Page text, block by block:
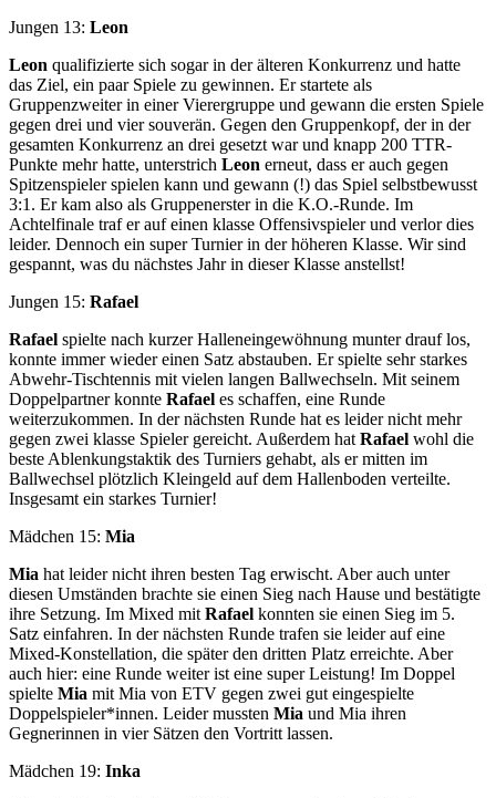
Jungen 13: Leon
Leon qualifizierte sich sogar in der älteren Konkurrenz und hatte
das Ziel, ein paar Spiele zu gewinnen. Er startete als
Gruppenzweiter in einer Vierergruppe und gewann die ersten Spiele
gegen drei und vier souverän. Gegen den Gruppenkopf, der in der
gesamten Konkurrenz an drei gesetzt war und knapp 200 TTR-
Punkte mehr hatte, unterstrich Leon erneut, dass er auch gegen
Spitzenspieler spielen kann und gewann (!) das Spiel selbstbewusst
3:1. Er kam also als Gruppenerster in die K.O.-Runde. Im
Achtelfinale traf er auf einen klasse Offensivspieler und verlor dies
leider. Dennoch ein super Turnier in der höheren Klasse. Wir sind
gespannt, was du nächstes Jahr in dieser Klasse anstellst!
Jungen 15: Rafael
Rafael spielte nach kurzer Halleneingewöhnung munter drauf los,
konnte immer wieder einen Satz abstauben. Er spielte sehr starkes
Abwehr-Tischtennis mit vielen langen Ballwechseln. Mit seinem
Doppelpartner konnte Rafael es schaffen, eine Runde
weiterzukommen. In der nächsten Runde hat es leider nicht mehr
gegen zwei klasse Spieler gereicht. Außerdem hat Rafael wohl die
beste Ablenkungstaktik des Turniers gehabt, als er mitten im
Ballwechsel plötzlich Kleingeld auf dem Hallenboden verteilte.
Insgesamt ein starkes Turnier!
Mädchen 15: Mia
Mia hat leider nicht ihren besten Tag erwischt. Aber auch unter
diesen Umständen brachte sie einen Sieg nach Hause und bestätigte
ihre Setzung. Im Mixed mit Rafael konnten sie einen Sieg im 5.
Satz einfahren. In der nächsten Runde trafen sie leider auf eine
Mixed-Konstellation, die später den dritten Platz erreichte. Aber
auch hier: eine Runde weiter ist eine super Leistung! Im Doppel
spielte Mia mit Mia von ETV gegen zwei gut eingespielte
Doppelspieler*innen. Leider mussten Mia und Mia ihren
Gegnerinnen in vier Sätzen den Vortritt lassen.
Mädchen 19: Inka